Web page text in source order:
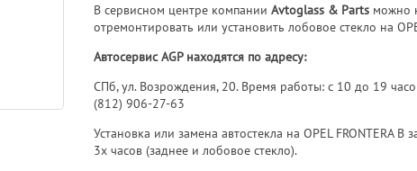
В сервисном центре компанииAvtoglass & Parts можно
отремонтировать или установить лобовое стекло на
Автосервис AGP находятся по адресу:
СПб, ул. Возрождения, 20. Время работы: с 10 до 19
(812) 906-27-63
Установка или замена автостекла на OPEL FRONTERA
3х часов (заднее и лобовое стекло).